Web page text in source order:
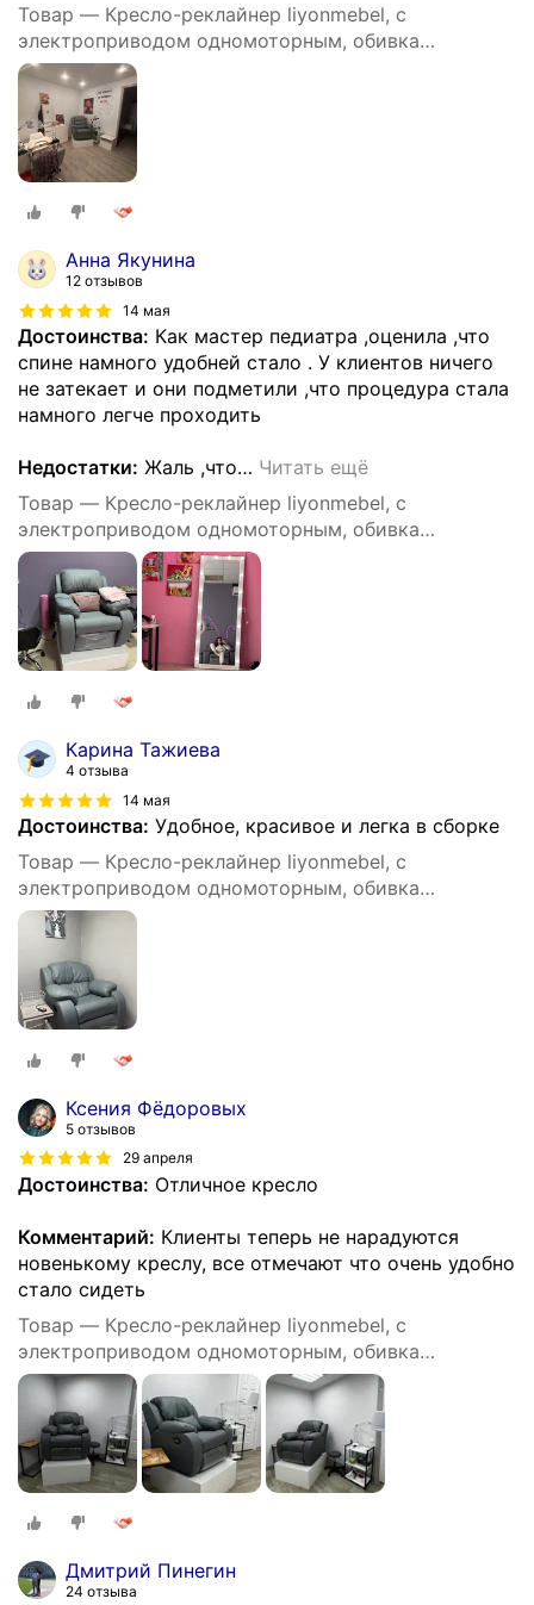
Товар — Кресло-реклайнер liyonmebel, с
электроприводом одномоторным, обивка
искусственная кожа, цвет серый
Анна Якунина
12 отзывов
14 мая
Достоинства: Как мастер педиатра ,оценила ,что
спине намного удобней стало . У клиентов ничего
не затекает и они подметили ,что процедура стала
намного легче проходить
Недостатки: Жаль ,что… Читать ещё
Товар — Кресло-реклайнер liyonmebel, с
электроприводом одномоторным, обивка
искусственная кожа, цвет серый
Карина Тажиева
4 отзыва
14 мая
Достоинства: Удобное, красивое и легка в сборке
Товар — Кресло-реклайнер liyonmebel, с
электроприводом одномоторным, обивка
искусственная кожа, цвет серый
Ксения Фёдоровых
5 отзывов
29 апреля
Достоинства: Отличное кресло
Комментарий: Клиенты теперь не нарадуются
новенькому креслу, все отмечают что очень удобно
стало сидеть
Товар — Кресло-реклайнер liyonmebel, с
электроприводом одномоторным, обивка
искусственная кожа, цвет серый
Дмитрий Пинегин
24 отзыва